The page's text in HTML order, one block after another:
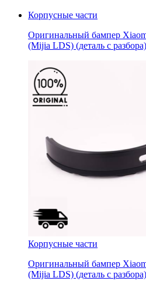
Корпусные части
Оригинальный бампер
(Mijia LDS) (деталь с
Корпусные части
Оригинальный бампер
(Mijia LDS) (деталь с